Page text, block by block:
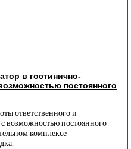
в гостинично-
постоянного
ответственного и
возможностью постоянного
комплексе